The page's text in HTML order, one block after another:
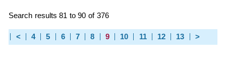
Search results 81 to 90 of 376
< 4 5 6 7 8 9 10 11 12 13 >